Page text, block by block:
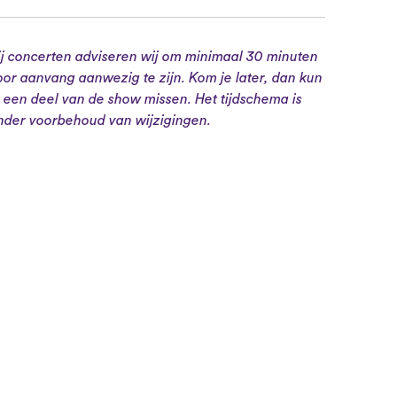
concerten adviseren wij om minimaal 30 minuten
aanvang aanwezig te zijn. Kom je later, dan kun
een deel van de show missen. Het tijdschema is
voorbehoud van wijzigingen.